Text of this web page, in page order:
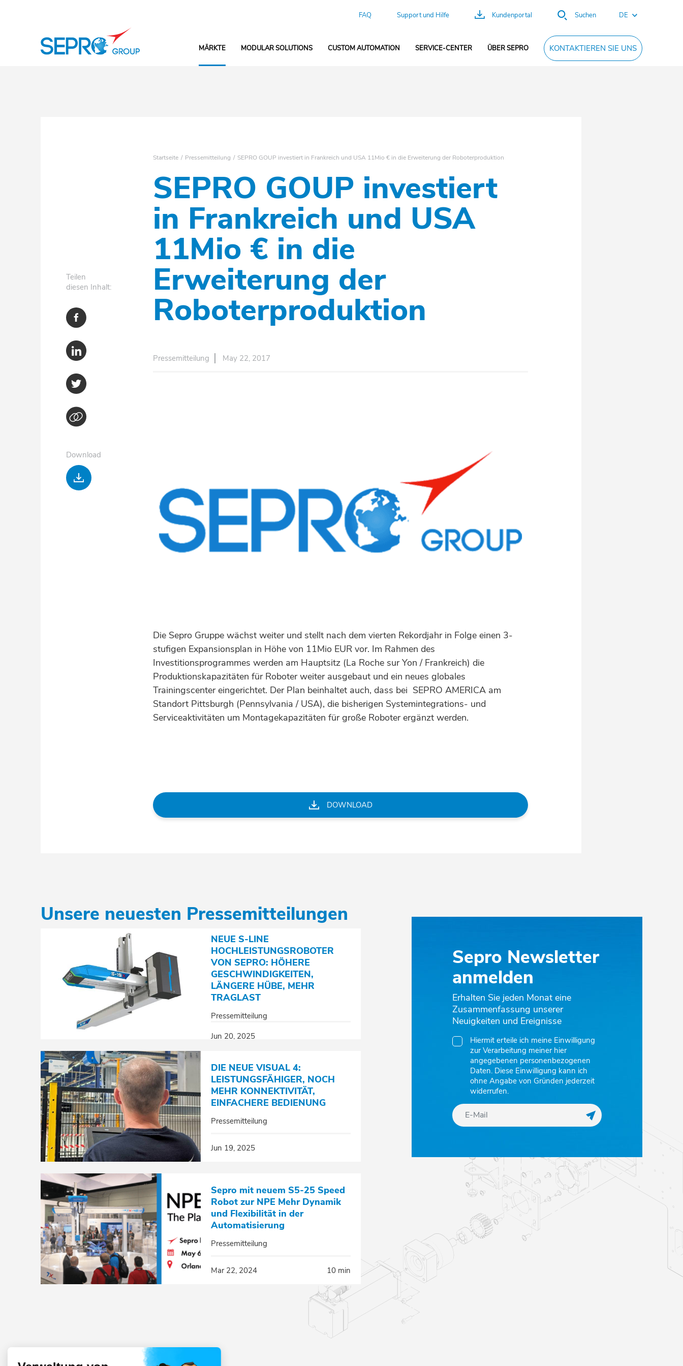
FAQ Support und Hilfe Kundenportal Suchen DE
EN
MÄRKTE MODULAR SOLUTIONS CUSTOM AUTOMATION SERVICE-CENTER ÜBER SEPRO KONTAKTIEREN SIE UNS
Startseite Pressemitteilung SEPRO GOUP investiert in Frankreich und USA 11Mio € in die Erweiterung der Roboterproduktion
SEPRO GOUP investiert
in Frankreich und USA
11Mio € in die
Erweiterung der
Roboterproduktion
Pressemitteilung May 22, 2017
Die Sepro Gruppe wächst weiter und stellt nach dem vierten Rekordjahr in Folge einen 3-
stufigen Expansionsplan in Höhe von 11Mio EUR vor. Im Rahmen des
Investitionsprogrammes werden am Hauptsitz (La Roche sur Yon / Frankreich) die
Produktionskapazitäten für Roboter weiter ausgebaut und ein neues globales
Trainingscenter eingerichtet. Der Plan beinhaltet auch, dass bei SEPRO AMERICA am
Standort Pittsburgh (Pennsylvania / USA), die bisherigen Systemintegrations- und
Serviceaktivitäten um Montagekapazitäten für große Roboter ergänzt werden.
Teilen
diesen Inhalt:
Download
Download
DOWNLOAD
Sepro Newsletter
anmelden
Erhalten Sie jeden Monat eine
Zusammenfassung unserer
Neuigkeiten und Ereignisse
Hiermit erteile ich meine Einwilligung
zur Verarbeitung meiner hier
angegebenen personenbezogenen
Daten. Diese Einwilligung kann ich
ohne Angabe von Gründen jederzeit
widerrufen.
Meine E-Mail für den
Unsere neuesten Pressemitteilungen
NEUE S-LINE
HOCHLEISTUNGSROBOTER
VON SEPRO: HÖHERE
GESCHWINDIGKEITEN,
LÄNGERE HÜBE, MEHR
TRAGLAST
Pressemitteilung
Jun 20, 2025
DIE NEUE VISUAL 4:
LEISTUNGSFÄHIGER, NOCH
MEHR KONNEKTIVITÄT,
EINFACHERE BEDIENUNG
Pressemitteilung
Jun 19, 2025
Sepro mit neuem S5-25 Speed
Robot zur NPE Mehr Dynamik
und Flexibilität in der
Automatisierung
Pressemitteilung
Mar 22, 2024 10 min